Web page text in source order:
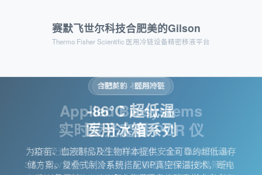
赛默飞世尔科技
Thermo Fisher Scientific
合肥美的
医用冷链设备
Gilson
精密移液平台
合肥美的 · 医用冷链
-86°C 超低温
医用冰箱系列
为疫苗、血液制品及生物样本提供安全可靠的超低温存
储方案。复叠式制冷系统搭配VIP真空保温技术，断电